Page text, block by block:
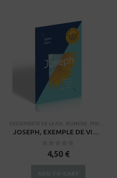
,PROCESSUS DE FORMATION DE DISCIPLE
DECOUVERTE DE LA FOI JEUNESSE POUR AVANCER
JOSEPH, EXEMPLE DE VIE POUR AUJOURD’HUI – Guide pour petits groupes
sur 5
4,50 €